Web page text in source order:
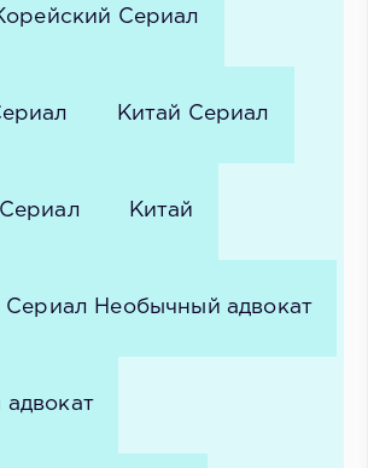
Сериал
Китай Сериал
Китай
Сериал Необычный адвокат